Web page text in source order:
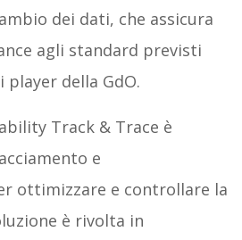
dei dati, che assicura
agli standard previsti
della GdO.
Track & Trace è
e
ottimizzare e controllare la
è rivolta in